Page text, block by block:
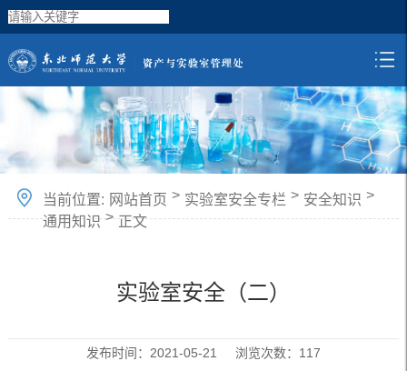
当前位置: 网站首页 > 实验室安全专栏 > 安全知识 >
通用知识 > 正文
实验室安全（二）
发布时间：2021-05-21 浏览次数： 117